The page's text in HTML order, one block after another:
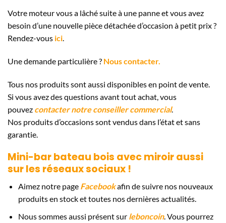
Votre moteur vous a lâché suite à une panne et vous avez
besoin d’une nouvelle pièce détachée d’occasion à petit prix ?
Rendez-vous ici.
Une demande particulière ? Nous contacter.
Tous nos produits sont aussi disponibles en point de vente.
Si vous avez des questions avant tout achat, vous
pouvez contacter notre conseiller commercial.
Nos produits d’occasions sont vendus dans l’état et sans
garantie.
Mini-bar bateau bois avec miroir aussi
sur les réseaux sociaux !
Aimez notre page Facebookafin de suivre nos nouveaux
produits en stock et toutes nos dernières actualités.
Nous sommes aussi présent sur leboncoin. Vous pourrez